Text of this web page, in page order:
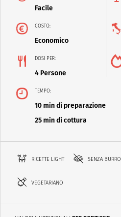
Facile
COSTO:
Economico
DOSI PER:
4 Persone
TEMPO:
10 min di preparazione
25 min di cottura
RICETTE LIGHT SENZA BURRO
VEGETARIANO